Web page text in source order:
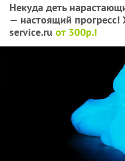
Некуда деть
— настоящий прогресс!
service.ru от 300р.!